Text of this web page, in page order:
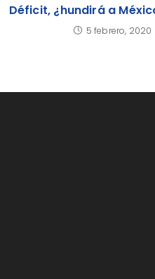
Déficit, ¿hundirá a
5 febrero, 2020